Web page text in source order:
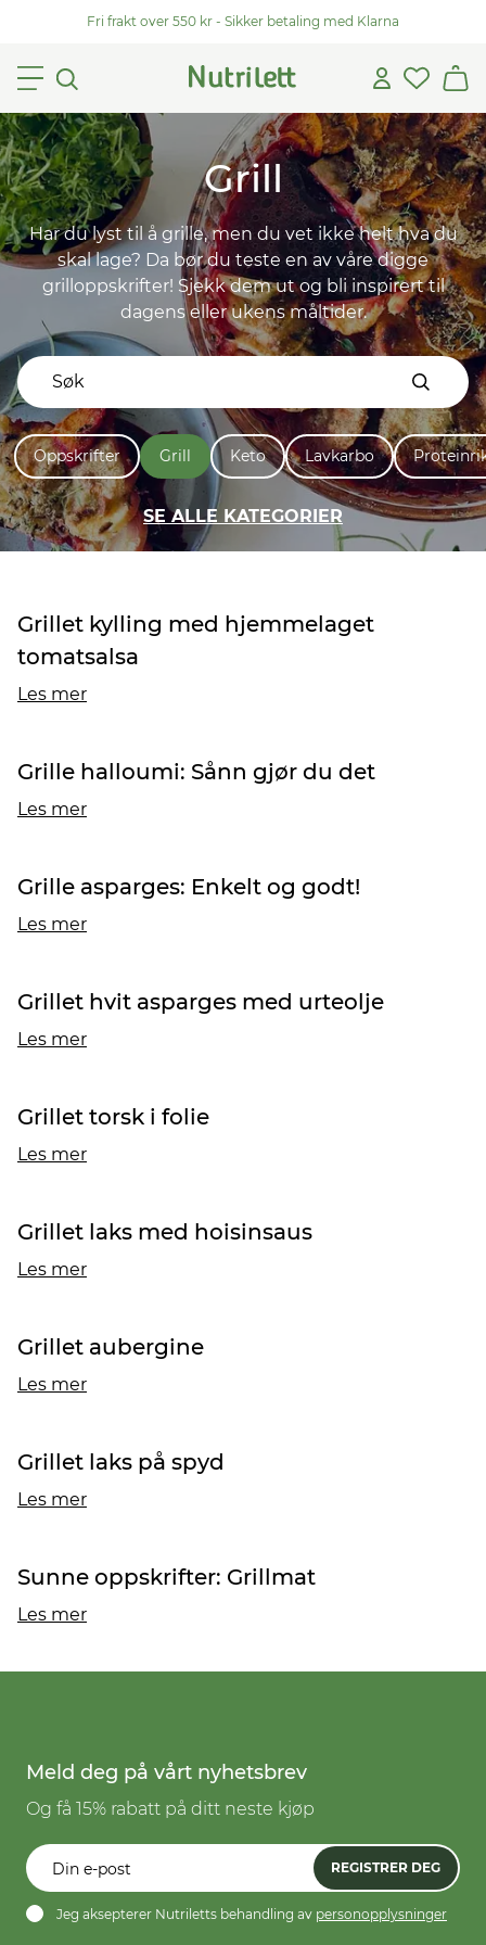
Fri frakt over 550 kr - Sikker betaling med Klarna
Grill
Har du lyst til å grille, men du vet ikke helt hva du
skal lage? Da bør du teste en av våre digge
grilloppskrifter! Sjekk dem ut og bli inspirert til
dagens eller ukens måltider.
Oppskrifter Grill Keto Lavkarbo
SE ALLE KATEGORIER
Grillet kylling med hjemmelaget
tomatsalsa
Les mer
Grille halloumi: Sånn gjør du det
Les mer
Grille asparges: Enkelt og godt!
Les mer
Grillet hvit asparges med urteolje
Les mer
Grillet torsk i folie
Les mer
Grillet laks med hoisinsaus
Les mer
Grillet aubergine
Les mer
Grillet laks på spyd
Les mer
Sunne oppskrifter: Grillmat
Les mer
Meld deg på vårt nyhetsbrev
Og få 15% rabatt på ditt neste kjøp
REGISTRER DEG
Jeg aksepterer Nutriletts behandling av personopplysninger